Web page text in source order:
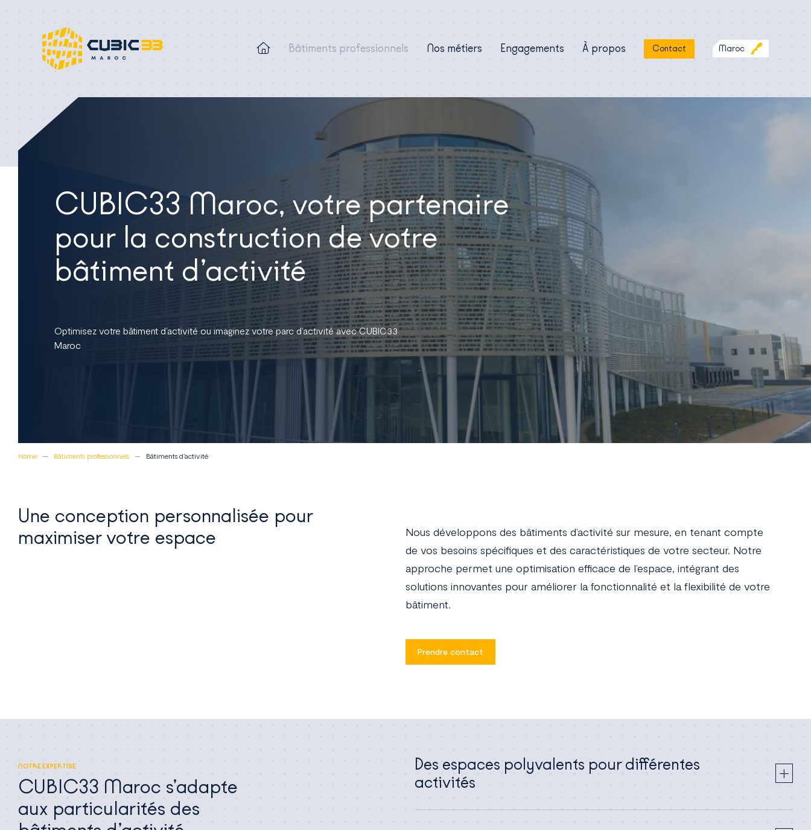
Bâtiments professionnels Nos métiers Engagements À propos Contact Maroc
CUBIC33 Maroc, votre partenaire
pour la construction de votre
bâtiment d’activité
Optimisez votre bâtiment d’activité ou imaginez votre parc d’activité avec CUBIC33
Maroc
Home Bâtiments professionnels Bâtiments d’activité
Une conception personnalisée pour
maximiser votre espace
Nous développons des bâtiments d’activité sur mesure, en tenant compte
de vos besoins spécifiques et des caractéristiques de votre secteur. Notre
approche permet une optimisation efficace de l’espace, intégrant des
solutions innovantes pour améliorer la fonctionnalité et la flexibilité de votre
bâtiment.
Prendre contact
NOTRE EXPERTISE
CUBIC33 Maroc s’adapte
aux particularités des
Des espaces polyvalents pour différentes
activités